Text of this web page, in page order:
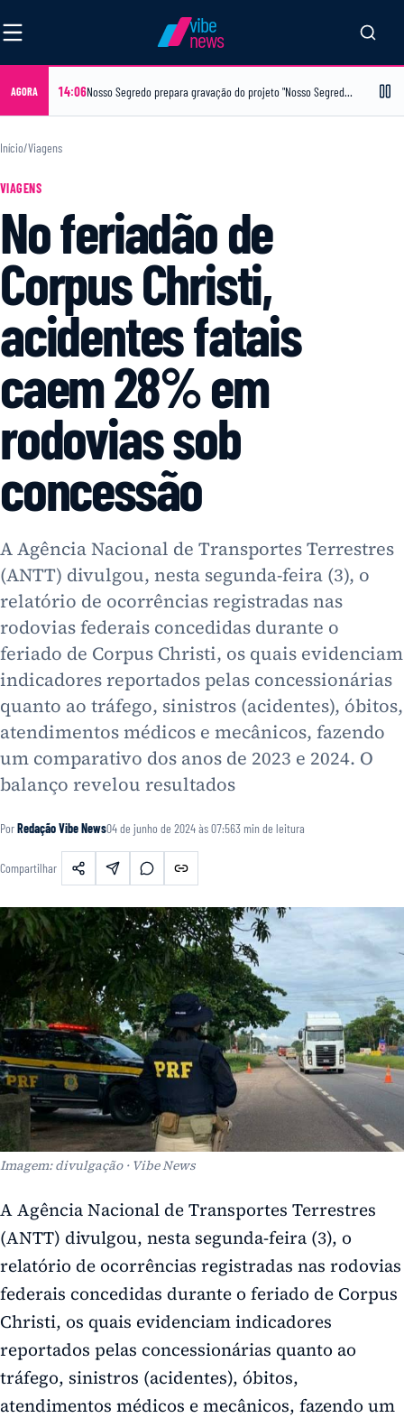
vibe
news
AGORA 14:06 Nosso Segredo prepara gravação do projeto "Nosso Segredo em Casa" no bairro Papagaio, no dia 16 de agosto
Início/Viagens
VIAGENS
No feriadão de
Corpus Christi,
acidentes fatais
caem 28% em
rodovias sob
concessão
A Agência Nacional de Transportes Terrestres
(ANTT) divulgou, nesta segunda-feira (3), o
relatório de ocorrências registradas nas
rodovias federais concedidas durante o
feriado de Corpus Christi, os quais evidenciam
indicadores reportados pelas concessionárias
quanto ao tráfego, sinistros (acidentes), óbitos,
atendimentos médicos e mecânicos, fazendo
um comparativo dos anos de 2023 e 2024. O
balanço revelou resultados
PorRedação Vibe News04 de junho de 2024 às 07:563 min de leitura
Compartilhar
Imagem: divulgação · Vibe News
A Agência Nacional de Transportes Terrestres
(ANTT) divulgou, nesta segunda-feira (3), o
relatório de ocorrências registradas nas rodovias
federais concedidas durante o feriado de Corpus
Christi, os quais evidenciam indicadores
reportados pelas concessionárias quanto ao
tráfego, sinistros (acidentes), óbitos,
atendimentos médicos e mecânicos, fazendo um